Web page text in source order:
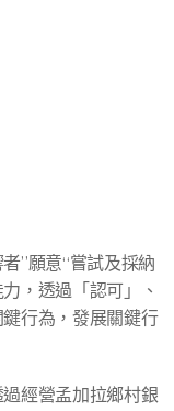
”願意“嘗試及採納
，透過「認可」、
鍵行為，發展關鍵行
經營孟加拉鄉村銀